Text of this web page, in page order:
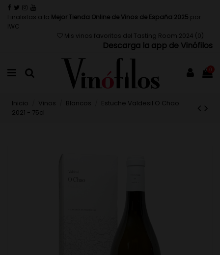
Finalistas a la Mejor Tienda Online de Vinos de España 2025 por
IWC
Mis vinos favoritos del Tasting Room 2024 (0 )
Descarga la app de Vinófilos
0
Inicio Vinos Blancos
Estuche Valdesil O Chao
2021 - 75cl